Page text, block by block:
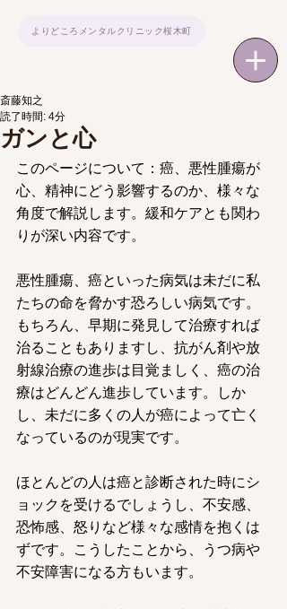
よりどころメンタルクリニック桜木町
ガンと心
斎藤知之
読了時間: 4分
このページについて：癌、悪性腫瘍が
心、精神にどう影響するのか、様々な
角度で解説します。緩和ケアとも関わ
りが深い内容です。
悪性腫瘍、癌といった病気は未だに私
たちの命を脅かす恐ろしい病気です。
もちろん、早期に発見して治療すれば
治ることもありますし、抗がん剤や放
射線治療の進歩は目覚ましく、癌の治
療はどんどん進歩しています。しか
し、未だに多くの人が癌によって亡く
なっているのが現実です。
ほとんどの人は癌と診断された時にシ
ョックを受けるでしょうし、不安感、
恐怖感、怒りなど様々な感情を抱くは
ずです。こうしたことから、うつ病や
不安障害になる方もいます。